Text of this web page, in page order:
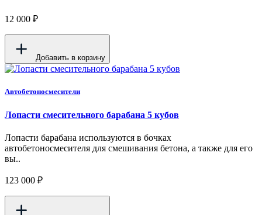
12 000 ₽
Добавить в корзину
Автобетоносмесители
Лопасти смесительного барабана 5 кубов
Лопасти барабана используются в бочках
автобетоносмесителя для смешивания бетона, а также для его
вы..
123 000 ₽